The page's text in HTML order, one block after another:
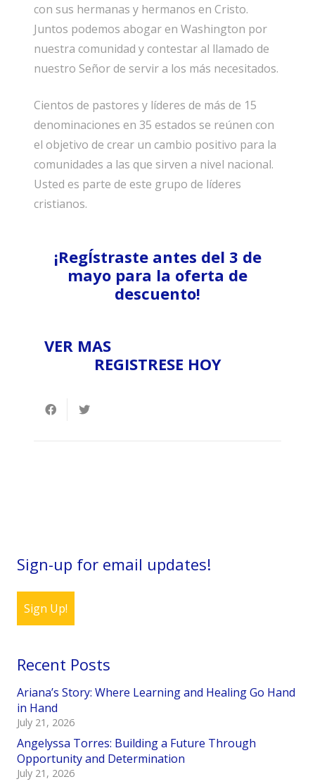
con sus hermanas y hermanos en Cristo.
Juntos podemos abogar en Washington por
nuestra comunidad y contestar al llamado de
nuestro Señor de servir a los más necesitados.
Cientos de pastores y líderes de más de 15
denominaciones en 35 estados se reúnen con
el objetivo de crear un cambio positivo para la
comunidades a las que sirven a nivel nacional.
Usted es parte de este grupo de líderes
cristianos.
¡RegÍstraste antes del 3 de
mayo para la oferta de
descuento!
VER MAS
REGISTRESE HOY
Sign-up for email updates!
Sign Up!
Recent Posts
Ariana’s Story: Where Learning and Healing Go Hand
in Hand
July 21, 2026
Angelyssa Torres: Building a Future Through
Opportunity and Determination
July 21, 2026